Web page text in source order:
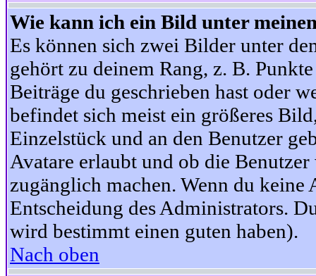
Wie kann ich ein Bild unter
Es können sich zwei Bilder unter
gehört zu deinem Rang, z. B.
Beiträge du geschrieben hast oder
befindet sich meist ein größeres
Einzelstück und an den Benutzer
Avatare erlaubt und ob die
zugänglich machen. Wenn du keine
Entscheidung des Administrators.
wird bestimmt einen guten haben).
Nach oben